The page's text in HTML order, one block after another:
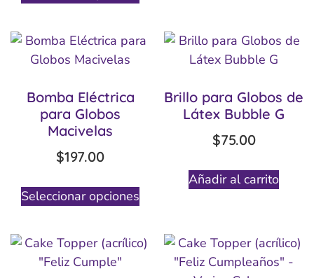
Bomba Eléctrica
para Globos
Macivelas
$197.00
Seleccionar opciones
Brillo para Globos de
Látex Bubble G
$75.00
Añadir al carrito